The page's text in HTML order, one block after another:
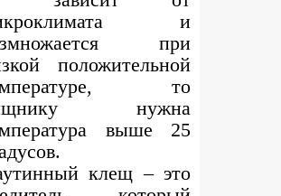
и
при
положительной
то
нужна
выше 25
клещ – это